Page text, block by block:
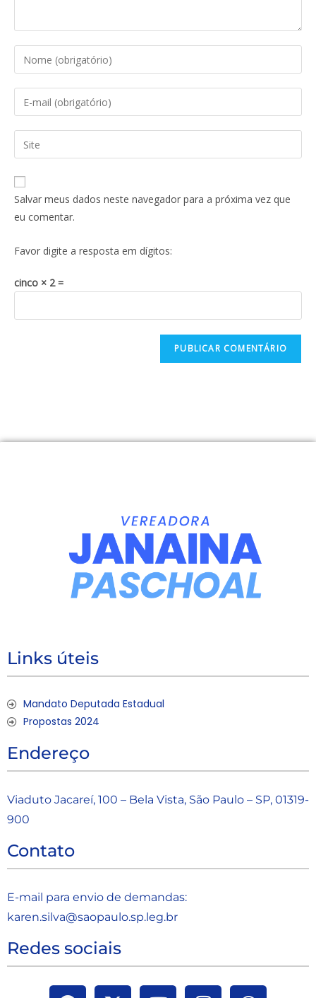
Salvar meus dados neste navegador para a próxima vez que
eu comentar.
Favor digite a resposta em dígitos:
cinco × 2 =
Links úteis
Mandato Deputada Estadual
Propostas 2024
Endereço
Viaduto Jacareí, 100 – Bela Vista, São Paulo – SP, 01319-
900
Contato
E-mail para envio de demandas:
karen.silva@saopaulo.sp.leg.br
Redes sociais